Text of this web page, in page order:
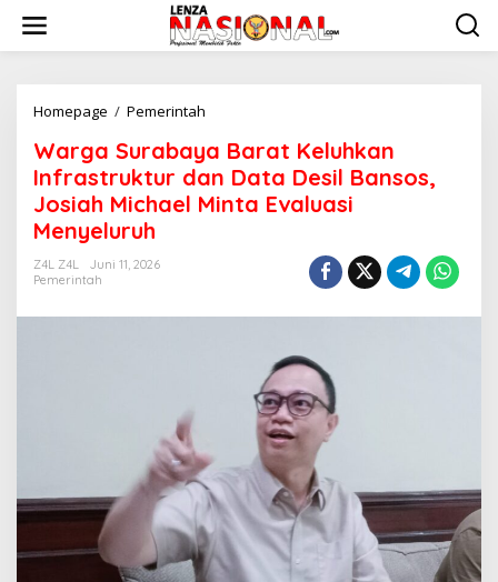
w
Homepage / Pemerintah
r
g
a
S
t
K
e
l
u
h
k
Warga Surabaya Barat Keluhkan
Infrastruktur dan Data Desil Bansos,
Josiah Michael Minta Evaluasi
Menyeluruh
Z4L Z4L
Juni 11, 2026
Pemerintah